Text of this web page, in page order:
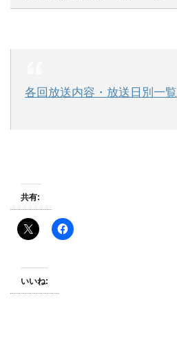
各回放送内容・放送日別一覧
共有:
いいね: